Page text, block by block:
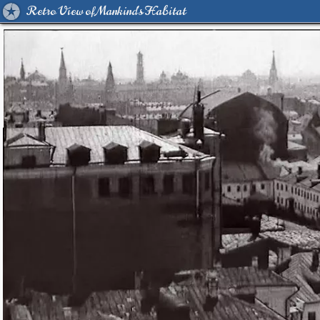
Retro View of Mankind's Habitat